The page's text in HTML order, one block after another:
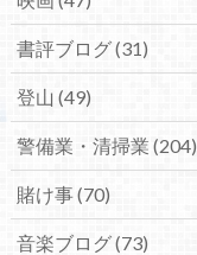
書評ブログ(31)
登山 (49)
警備業・清掃業 (204)
賭け事(70)
音楽ブログ(73)